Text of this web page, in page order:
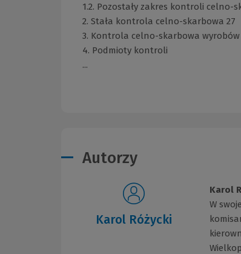
1.2. Pozostały zakres kontroli celno-
2. Stała kontrola celno-skarbowa 27
3. Kontrola celno-skarbowa
4. Podmioty kontroli
...
Autorzy
Karol Różycki
Karol
W